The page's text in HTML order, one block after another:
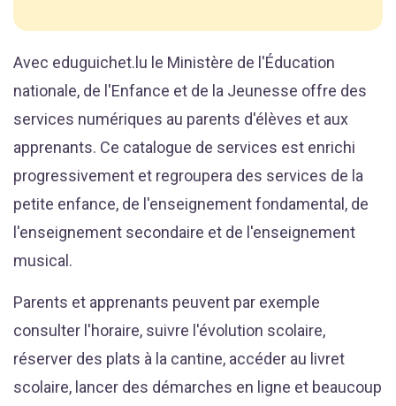
Avec eduguichet.lu le Ministère de l'Éducation
nationale, de l'Enfance et de la Jeunesse offre des
services numériques au parents d'élèves et aux
apprenants. Ce catalogue de services est enrichi
progressivement et regroupera des services de la
petite enfance, de l'enseignement fondamental, de
l'enseignement secondaire et de l'enseignement
musical.
Parents et apprenants peuvent par exemple
consulter l'horaire, suivre l'évolution scolaire,
réserver des plats à la cantine, accéder au livret
scolaire, lancer des démarches en ligne et beaucoup